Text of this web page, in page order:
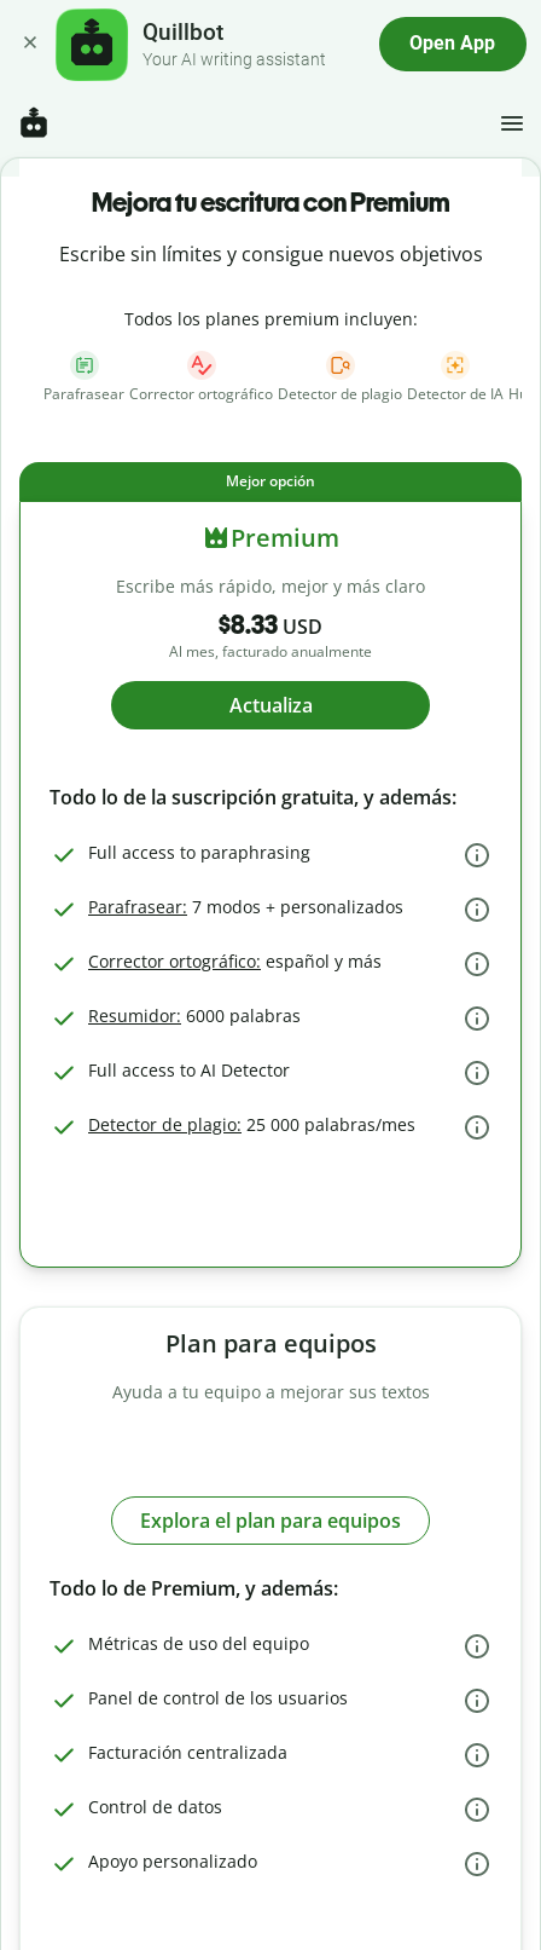
Quillbot
Your AI writing assistant
Open App
Mejora tu escritura con Premium
Escribe sin límites y consigue nuevos objetivos
Todos los planes premium incluyen:
Parafrasear Corrector ortográfico Detector de plagio Detector de IA
Mejor opción
Premium
Escribe más rápido, mejor y más claro
$8.33 USD
Al mes, facturado anualmente
Actualiza
Todo lo de la suscripción gratuita, y además:
Full access to paraphrasing
Parafrasear: 7 modos + personalizados
Corrector ortográfico: español y más
Resumidor: 6000 palabras
Full access to AI Detector
Detector de plagio: 25 000 palabras/mes
Plan para equipos
Ayuda a tu equipo a mejorar sus textos
Explora el plan para equipos
Todo lo de Premium, y además:
Métricas de uso del equipo
Panel de control de los usuarios
Facturación centralizada
Control de datos
Apoyo personalizado